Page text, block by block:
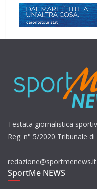
Testata giornalistica
Reg. n° 5/2020 Tribunale
redazione@sportmenews.it
SportMe NEWS